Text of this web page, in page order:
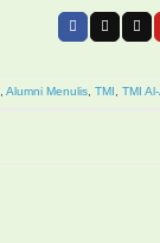
Alumni Menulis TMI TMI